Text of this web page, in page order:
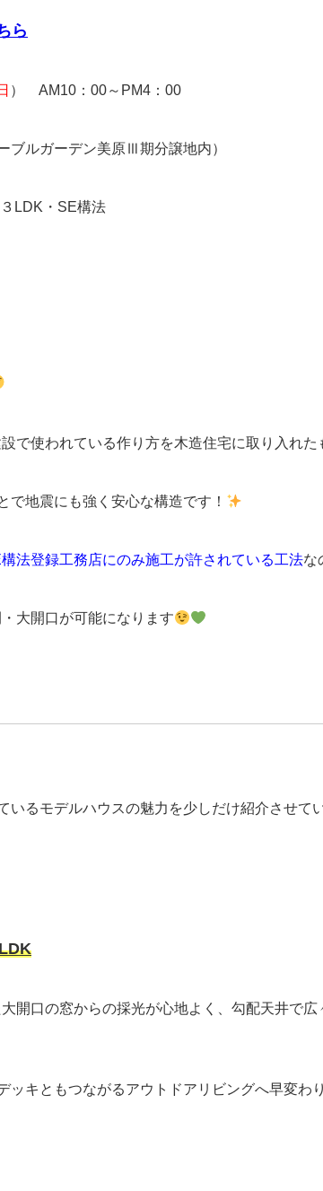
ら
） AM10：00～PM4：00
ブルガーデン美原Ⅲ期分譲地内）
LDK・SE構法
で使われている作り方を木造住宅に取り入れた
で地震にも強く安心な構造です！
法登録工務店にのみ施工が許されている工法な
大開口が可能になります
いるモデルハウスの魅力を少しだけ紹介させて
開口の窓からの採光が心地よく、勾配天井で広
ッキともつながるアウトドアリビングへ早変わり